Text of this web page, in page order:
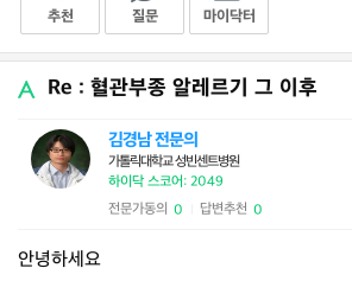
추천 질문 마이닥터
Re : 혈관부종 알레르기 그 이후
김경남 전문의
가톨릭대학교 성빈센트병원
하이닥 스코어: 2049
전문가동의 0 답변추천 0
안녕하세요